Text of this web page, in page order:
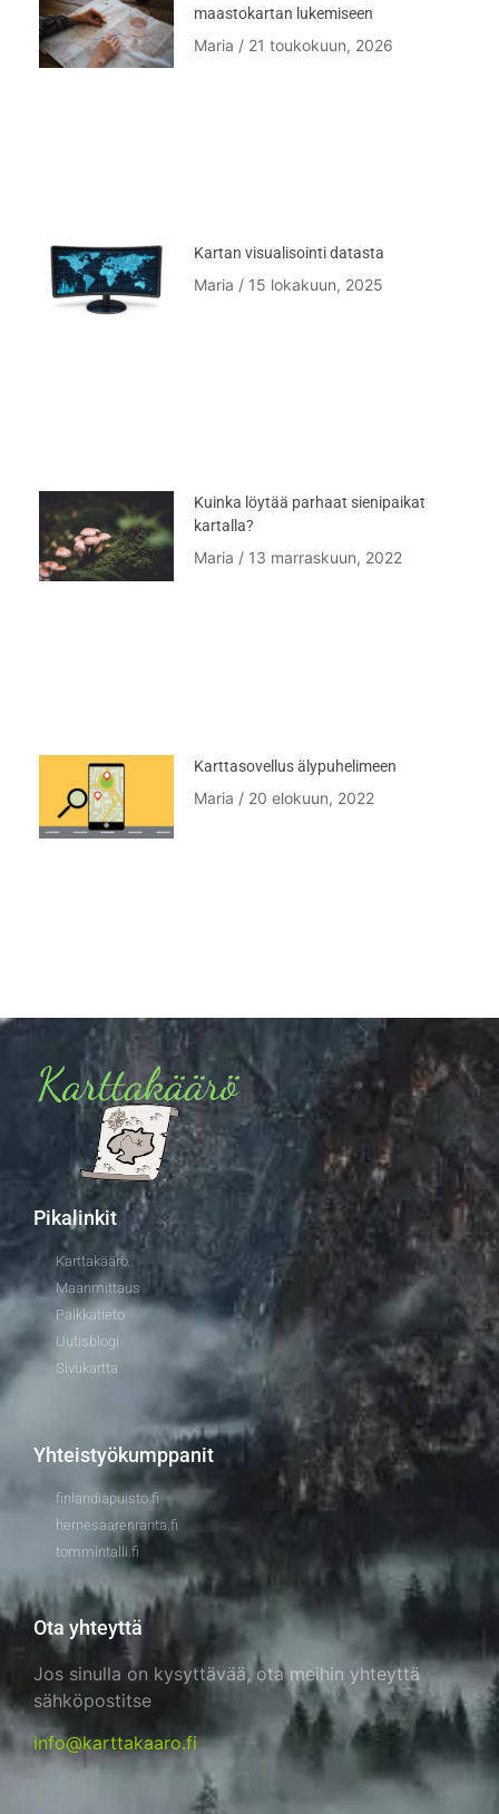
maastokartan lukemiseen
Maria 21 toukokuun, 2026
Kartan visualisointi datasta
Maria 15 lokakuun, 2025
Kuinka löytää parhaat sienipaikat
kartalla?
Maria 13 marraskuun, 2022
Karttasovellus älypuhelimeen
Maria 20 elokuun, 2022
Pikalinkit
Karttakäärö
Maanmittaus
Paikkatieto
Uutisblogi
Sivukartta
Yhteistyökumppanit
finlandiapuisto.fi
hernesaarenranta.fi
tommintalli.fi
Ota yhteyttä
Jos sinulla on kysyttävää, ota meihin yhteyttä
sähköpostitse
info@karttakaaro.fi